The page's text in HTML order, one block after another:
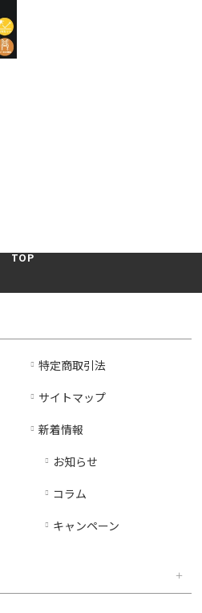
TOP
特定商取引法
サイトマップ
新着情報
お知らせ
コラム
キャンペーン